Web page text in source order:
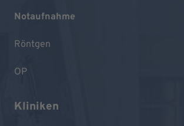
Notaufnahme
Röntgen
OP
Kliniken